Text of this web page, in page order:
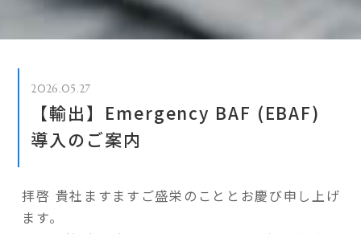
2026.05.27
【輸出】Emergency BAF (EBAF)
導入のご案内
拝啓 貴社ますますご盛栄のこととお慶び申し上げ
ます。